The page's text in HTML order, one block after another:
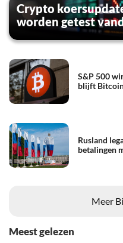
Crypto
worden getest
S&P 500
blijft
Rusland
betalingen
Meer
Meest gelezen